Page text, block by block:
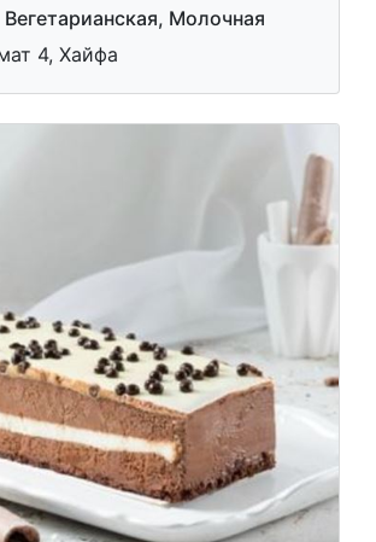
Вегетарианская, Молочная
4, Хайфа